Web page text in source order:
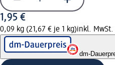
1,95 €
0,09 kg (21,67 € je 1 kg)inkl. MwSt.
dm-